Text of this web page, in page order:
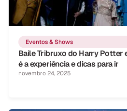
Eventos & Shows
Baile Tribruxo do Harry Potter
é a experiência e dicas para ir
novembro 24, 2025